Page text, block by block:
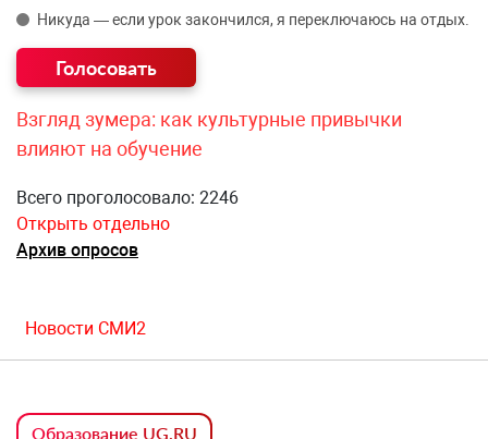
Никуда — если урок закончился, я переключаюсь на отдых.
Взгляд зумера: как культурные привычки
влияют на обучение
Всего проголосовало: 2246
Открыть отдельно
Архив опросов
Новости СМИ2
Образование UG.RU